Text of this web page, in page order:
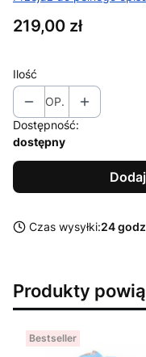
Cena
219,00 zł
Ilość
OP.
Dostępność:
dostępny
Czas wysyłki:24
Produkty
Bestseller